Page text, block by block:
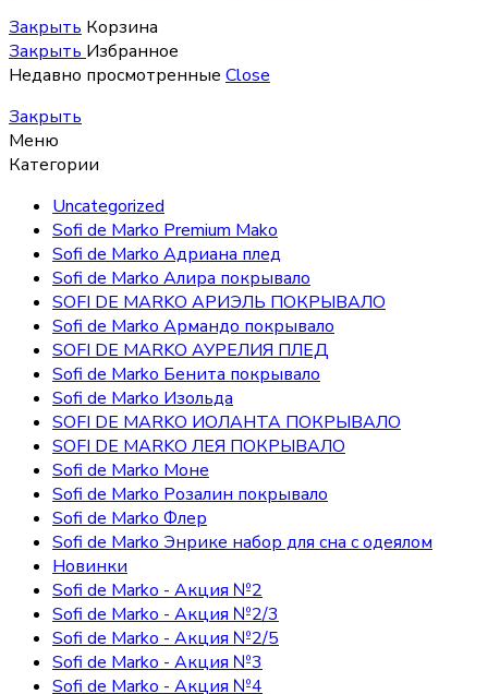
Закрыть Корзина
Закрыть Избранное
Недавно просмотренные Close
Закрыть
Меню
Категории
Uncategorized
Sofi de Marko Premium Mako
Sofi de Marko Адриана плед
Sofi de Marko Алира покрывало
SOFI DE MARKO АРИЭЛЬ ПОКРЫВАЛО
Sofi de Marko Армандо покрывало
SOFI DE MARKO АУРЕЛИЯ ПЛЕД
Sofi de Marko Бенита покрывало
Sofi de Marko Изольда
SOFI DE MARKO ИОЛАНТА ПОКРЫВАЛО
SOFI DE MARKO ЛЕЯ ПОКРЫВАЛО
Sofi de Marko Моне
Sofi de Marko Розалин покрывало
Sofi de Marko Флер
Sofi de Marko Энрике набор для сна с одеялом
Новинки
Sofi de Marko - Акция №2
Sofi de Marko - Акция №2/3
Sofi de Marko - Акция №2/5
Sofi de Marko - Акция №3
Sofi de Marko - Акция №4